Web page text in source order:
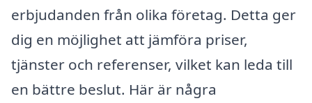
erbjudanden från olika företag. Detta ger
dig en möjlighet att jämföra priser,
tjänster och referenser, vilket kan leda till
en bättre beslut. Här är några